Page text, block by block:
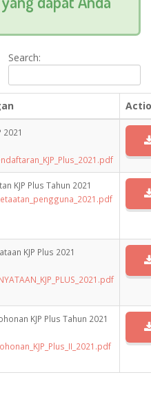
Search:
2021
KJP Plus Tahun 2021
KJP Plus 2021
KJP Plus Tahun 2021